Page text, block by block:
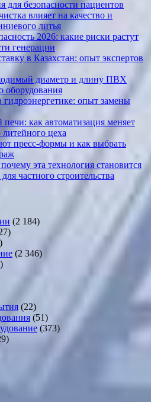
для безопасности пациентов
влияет на качество и
литья
2026: какие риски растут
генерации
в Казахстан: опыт экспертов
диаметр и длину ПВХ
оборудования
опыт замены
как автоматизация меняет
цеха
пресс-формы и как выбрать
эта технология становится
частного строительства
(2 184)
(2 346)
(22)
(51)
(373)